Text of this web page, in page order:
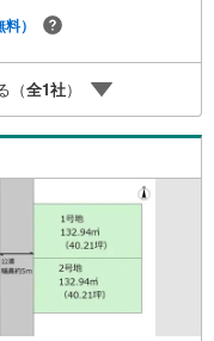
ご見学の場合 現地お待
）
（全1社）